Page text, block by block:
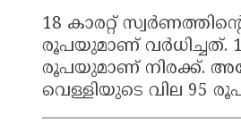
18 കാരറ്റ്
രൂപയുമാണ് വർധിച്ചത്.
രൂപയുമാണ് നിരക്ക്.
വെള്ളിയുടെ വില 95